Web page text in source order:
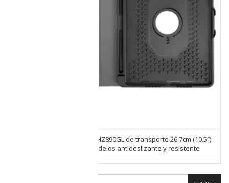
Estuche Targus Versavu THZ890GL de transporte 26.7cm (10.5″)
para Apple iPad varios modelos antideslizante y resistente